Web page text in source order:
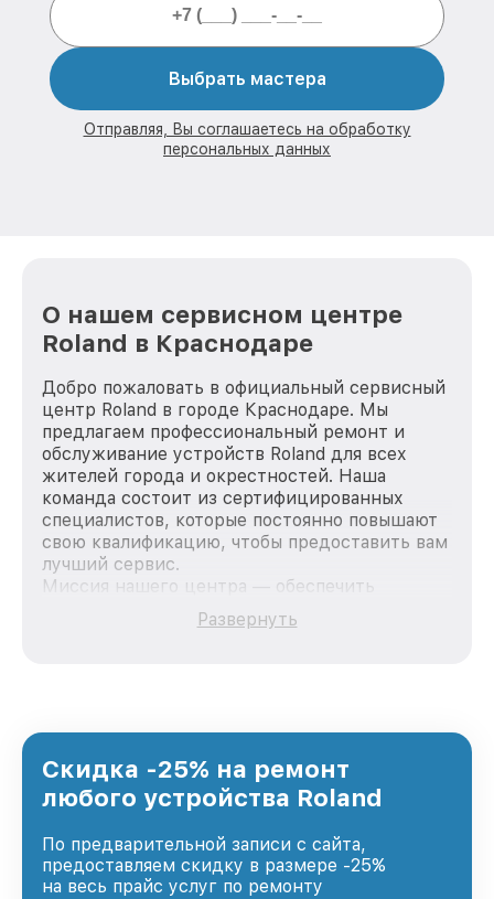
Выбрать мастера
Отправляя, Вы соглашаетесь на обработку
персональных данных
О нашем сервисном центре
Roland в Краснодаре
Добро пожаловать в официальный сервисный
центр Roland в городе Краснодаре. Мы
предлагаем профессиональный ремонт и
обслуживание устройств Roland для всех
жителей города и окрестностей. Наша
команда состоит из сертифицированных
специалистов, которые постоянно повышают
свою квалификацию, чтобы предоставить вам
лучший сервис.
Миссия нашего центра — обеспечить
качественный и доступный ремонт для
каждого пользователя продукции Roland, вне
Краснодаре, постоянно повышая уровень
доверия и лояльности наших клиентов.
Развернуть
Скидка -25% на ремонт
любого устройства Roland
По предварительной записи с сайта,
предоставляем скидку в размере -25%
на весь прайс услуг по ремонту